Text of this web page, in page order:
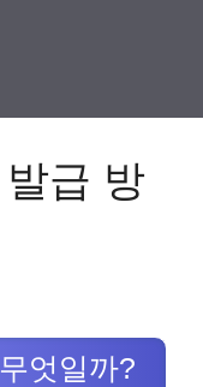
급 방
엇일까?